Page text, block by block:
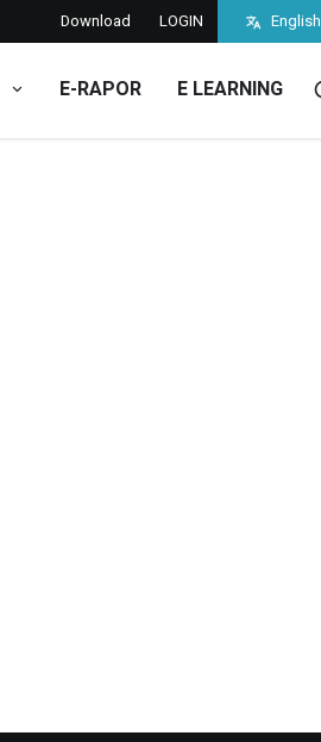
Download LOGIN English
E-RAPOR E LEARNING